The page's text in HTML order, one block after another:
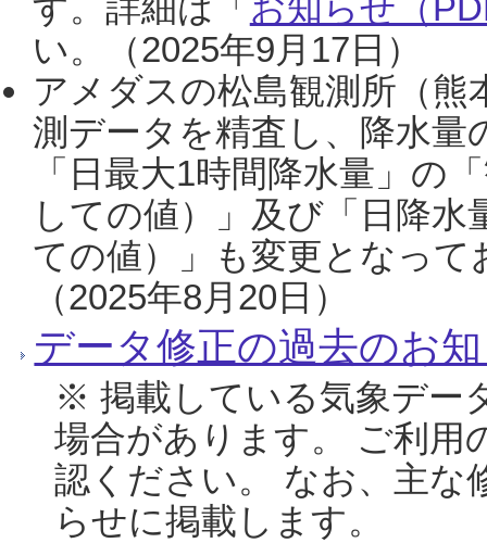
い。（2025年9月17日）
アメダスの松島観測所（熊
測データを精査し、降水
「日最大1時間降水量」の
しての値）」及び「日降
ての値）」も変更となっ
（2025年8月20日）
データ修正の過去のお
※ 掲載している気象デー
場合があります。 ご利用
認ください。 なお、主な
らせに掲載します。